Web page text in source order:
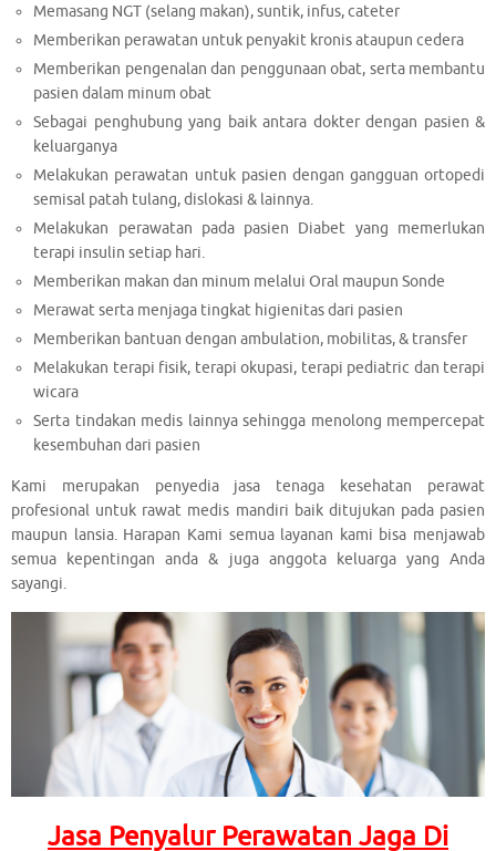
Memasang NGT (selang makan), suntik, infus, cateter
Memberikan perawatan untuk penyakit kronis ataupun cedera
Memberikan pengenalan dan penggunaan obat, serta membantu
pasien dalam minum obat
Sebagai penghubung yang baik antara dokter dengan pasien &
keluarganya
Melakukan perawatan untuk pasien dengan gangguan ortopedi
semisal patah tulang, dislokasi & lainnya.
Melakukan perawatan pada pasien Diabet yang memerlukan
terapi insulin setiap hari.
Memberikan makan dan minum melalui Oral maupun Sonde
Merawat serta menjaga tingkat higienitas dari pasien
Memberikan bantuan dengan ambulation, mobilitas, & transfer
Melakukan terapi fisik, terapi okupasi, terapi pediatric dan terapi
wicara
Serta tindakan medis lainnya sehingga menolong mempercepat
kesembuhan dari pasien
Kami merupakan penyedia jasa tenaga kesehatan perawat
profesional untuk rawat medis mandiri baik ditujukan pada pasien
maupun lansia. Harapan Kami semua layanan kami bisa menjawab
semua kepentingan anda & juga anggota keluarga yang Anda
sayangi.
Jasa Penyalur Perawatan Jaga Di